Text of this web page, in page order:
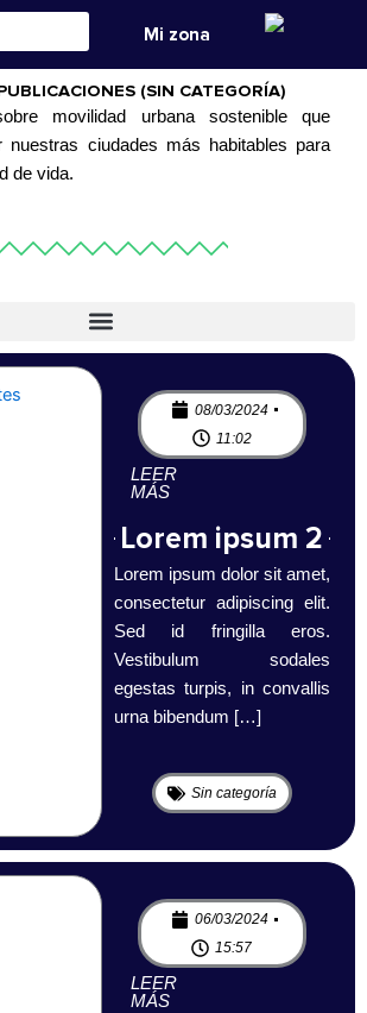
Mi zona
(SIN CATEGORÍA)
movilidad urbana sostenible que
nuestras ciudades más habitables para
de vida.
08/03/2024
11:02
LEER
MÁS
Lorem ipsum 2
Lorem ipsum dolor sit amet,
consectetur adipiscing elit.
Sed id fringilla eros.
Vestibulum sodales
egestas turpis, in convallis
urna bibendum […]
Sin categoría
06/03/2024
15:57
LEER
MÁS